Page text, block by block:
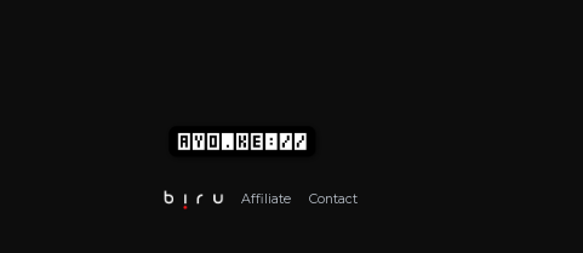
Affiliate Contact